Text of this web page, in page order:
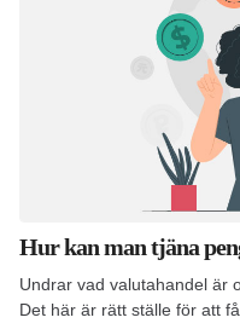
Hur kan man tjäna
Undrar vad valutahandel är
Det här är rätt ställe för att